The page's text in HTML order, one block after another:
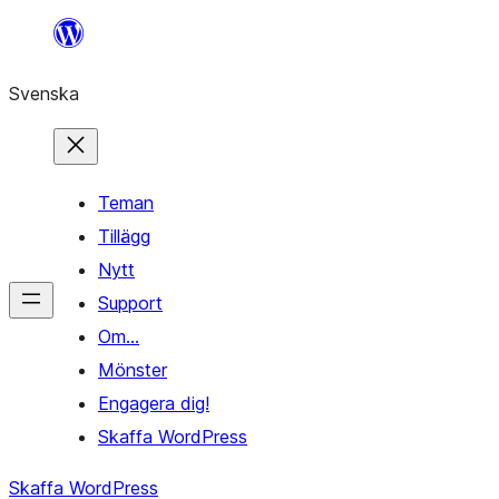
Hoppa
innehåll
Svenska
Teman
Tillägg
Nytt
Support
Om…
Mönster
Engagera dig!
Skaffa WordPress
Skaffa WordPress